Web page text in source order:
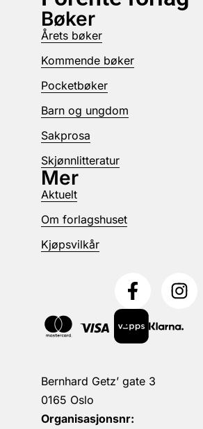
Bernhard Getz’ gate 3
0165 Oslo
Organisasjonsnr:
Bøker
Årets bøker
Kommende bøker
Pocketbøker
Barn og ungdom
Sakprosa
Skjønnlitteratur
Mer
Aktuelt
Om forlagshuset
Kjøpsvilkår